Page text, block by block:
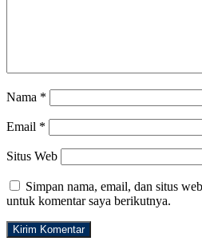
Nama *
Email *
Situs Web
Simpan nama, email, dan situs
untuk komentar saya berikutnya.